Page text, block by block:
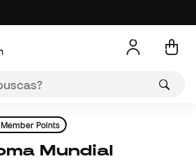
Member Points
Mundial